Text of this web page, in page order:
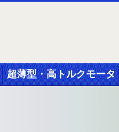
超薄型・高トルクモータ